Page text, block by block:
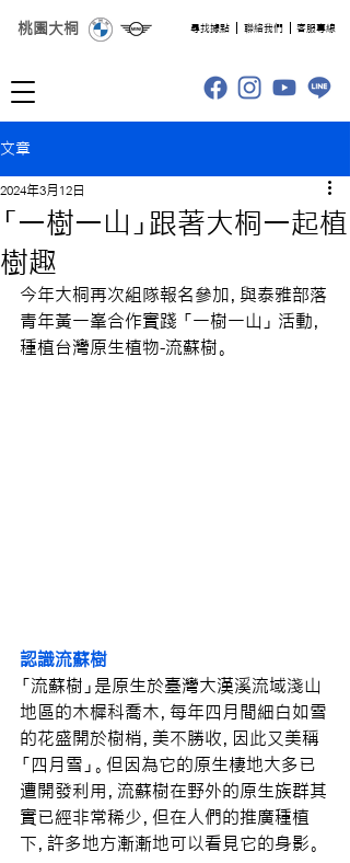
桃園大桐 ​尋找據點 聯絡我們 客服專線
文章
「一樹一山」跟著大桐一起植
樹趣
2024年3月12日
今年大桐再次組隊報名參加，與泰雅部落
青年黃一峯合作實踐 「一樹一山」 活動，
種植台灣原生植物-流蘇樹。
認識流蘇樹
「流蘇樹」是原生於臺灣大漢溪流域淺山
地區的木樨科喬木，每年四月間細白如雪
的花盛開於樹梢，美不勝收，因此又美稱
「四月雪」。但因為它的原生棲地大多已
遭開發利用，流蘇樹在野外的原生族群其
實已經非常稀少
但在人們的推廣種植
下，許多地方漸漸地可以看見它的身影。